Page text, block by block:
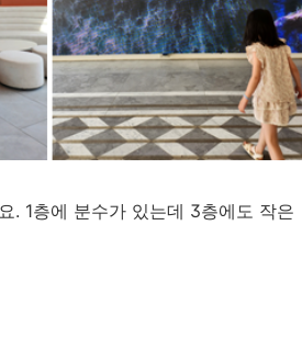
. 1층에 분수가 있는데 3층에도 작은